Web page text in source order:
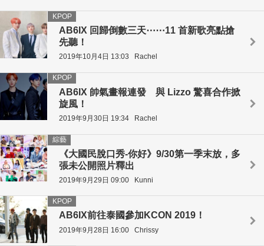
AB6IX 回歸倒數三天⋯⋯11 首新歌亮點搶
先聽！
KPOP
2019年10月4日 13:03 Rachel
AB6IX 帥氣畫報連發 與 Lizzo 驚喜合作掀
旋風！
KPOP
2019年9月30日 19:34 Rachel
《大國民脫口秀-你好》9/30第一季末放，多
張未公開照片釋出
綜藝
2019年9月29日 09:00 Kunni
AB6IX前往泰國參加KCON 2019！
KPOP
2019年9月28日 16:00 Chrissy